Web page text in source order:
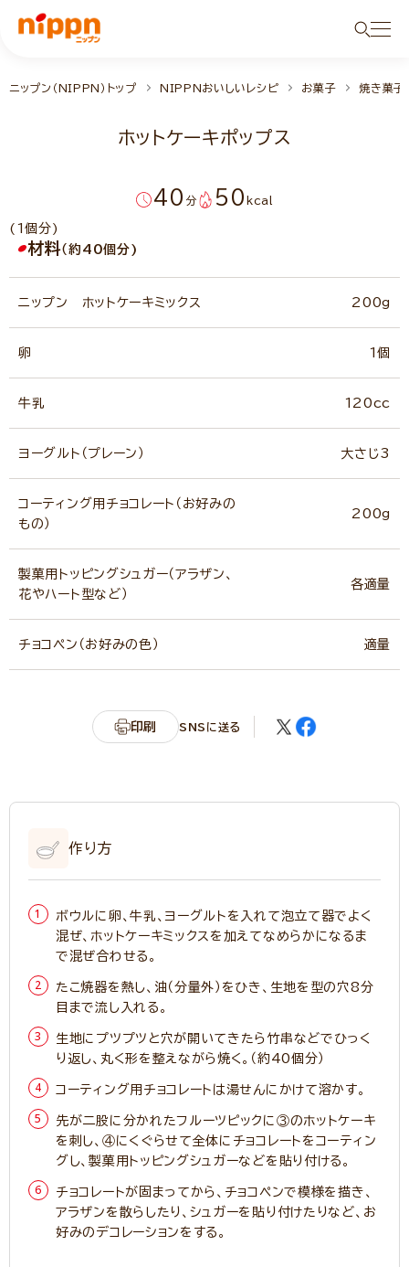
ニップン（NIPPN）トップ NIPPNおいしいレシピ お菓子 焼き菓子
ホットケーキポップス
40 分 50 kcal
(1個分)
材料（約40個分)
ニップン ホットケーキミックス 200g
卵 1個
牛乳 120cc
ヨーグルト（プレーン） 大さじ3
コーティング用チョコレート（お好みの
もの）
200g
製菓用トッピングシュガー（アラザン、
花やハート型など）
各適量
チョコペン（お好みの色） 適量
印刷 SNSに送る
作り方
ボウルに卵、牛乳、ヨーグルトを入れて泡立て器でよく
混ぜ、ホットケーキミックスを加えてなめらかになるま
で混ぜ合わせる。
たこ焼器を熱し、油（分量外）をひき、生地を型の穴8分
目まで流し入れる。
生地にプツプツと穴が開いてきたら竹串などでひっく
り返し、丸く形を整えながら焼く。（約40個分）
コーティング用チョコレートは湯せんにかけて溶かす。
先が二股に分かれたフルーツピックに③のホットケーキ
を刺し、④にくぐらせて全体にチョコレートをコーティン
グし、製菓用トッピングシュガーなどを貼り付ける。
チョコレートが固まってから、チョコペンで模様を描き、
アラザンを散らしたり、シュガーを貼り付けたりなど、お
好みのデコレーションをする。